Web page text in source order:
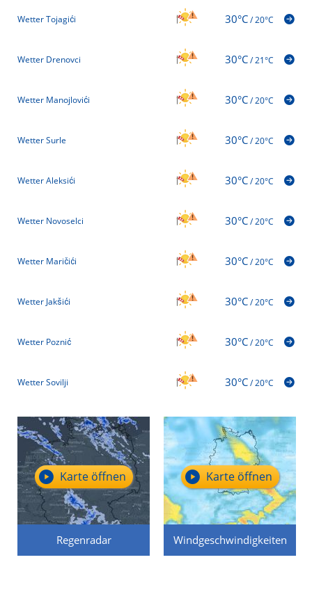
Wetter Tojagići 30°C/20°C
Wetter Drenovci 30°C/21°C
Wetter Manojlovići 30°C/20°C
Wetter Surle 30°C/20°C
Wetter Aleksići 30°C/20°C
Wetter Novoselci 30°C/20°C
Wetter Maričići 30°C/20°C
Wetter Jakšići 30°C/20°C
Wetter Poznić 30°C/20°C
Wetter Sovilji 30°C/20°C
Regenradar
Karte öffnen
Windgeschwindigkeiten
Karte öffnen